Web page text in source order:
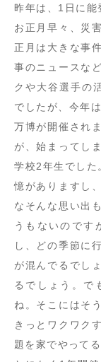
昨年は、1日に能
お正月早々、災
正月は大きな事
事のニュースな
クや大谷選手の
でしたが、今年
万博が開催され
が、始まってし
学校2年生でした
憶がありますし
なそんな思い出
うもないのです
し、どの季節に
が混んでるでし
るでしょう。で
ね。そこにはそ
きっとワクワク
題を家でやって